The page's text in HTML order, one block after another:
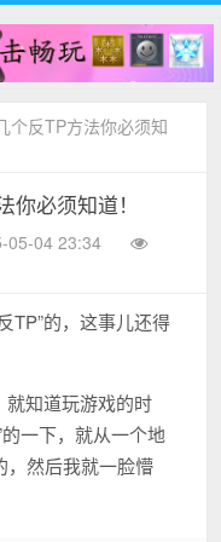
个反TP方法你必须知
必须知道！
05-04 23:34
TP”的，这事儿还得
就知道玩游戏的时
一下，就从一个地
，然后我就一脸懵